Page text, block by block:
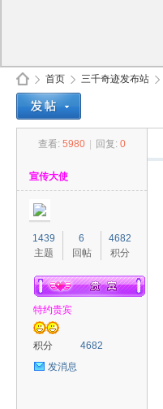
首页
›
三千奇迹发布站
查看: 5980 回复: 0
宣传大使
1439
主题
6
回帖
4682
积分
特约贵宾
积分
4682
发消息